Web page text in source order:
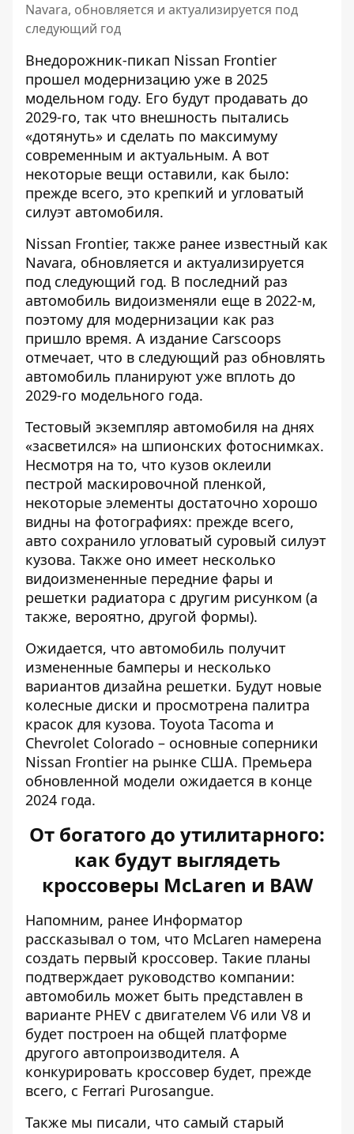
Navara, обновляется и актуализируется под
следующий год
Внедорожник-пикап Nissan Frontier
прошел модернизацию уже в 2025
модельном году. Его будут продавать до
2029-го, так что внешность пытались
«дотянуть» и сделать по максимуму
современным и актуальным. А вот
некоторые вещи оставили, как было:
прежде всего, это крепкий и угловатый
силуэт автомобиля.
Nissan Frontier, также ранее известный как
Navara, обновляется и актуализируется
под следующий год. В последний раз
автомобиль видоизменяли еще в 2022-м,
поэтому для модернизации как раз
пришло время. А издание Carscoops
отмечает, что в следующий раз обновлять
автомобиль планируют уже вплоть до
2029-го модельного года.
Тестовый экземпляр автомобиля на днях
«засветился» на шпионских фотоснимках.
Несмотря на то, что кузов оклеили
пестрой маскировочной пленкой,
некоторые элементы достаточно хорошо
видны на фотографиях: прежде всего,
авто сохранило угловатый суровый силуэт
кузова. Также оно имеет несколько
видоизмененные передние фары и
решетки радиатора с другим рисунком (а
также, вероятно, другой формы).
Ожидается, что автомобиль получит
измененные бамперы и несколько
вариантов дизайна решетки. Будут новые
колесные диски и просмотрена палитра
красок для кузова. Toyota Tacoma и
Chevrolet Colorado – основные соперники
Nissan Frontier на рынке США. Премьера
обновленной модели ожидается в конце
2024 года.
От богатого до утилитарного:
как будут выглядеть
кроссоверы McLaren и BAW
Напомним, ранее Информатор
рассказывал о том, что McLaren намерена
создать первый кроссовер. Такие планы
подтверждает руководство компании:
автомобиль может быть представлен в
варианте PHEV с двигателем V6 или V8 и
будет построен на общей платформе
другого автопроизводителя. А
конкурировать кроссовер будет, прежде
всего, с Ferrari Purosangue.
Также мы писали, что самый старый